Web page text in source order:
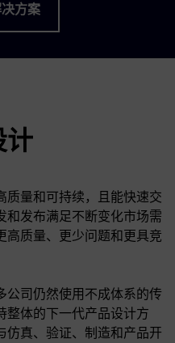
方案
计
质量和可持续，且能快速交
和发布满足不断变化市场需
高质量、更少问题和更具竞
公司仍然使用不成体系的传
整体的下一代产品设计方
仿真、验证、制造和产品开